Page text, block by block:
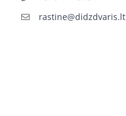
rastine@didzdvaris.lt